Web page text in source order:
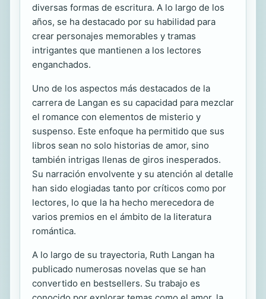
diversas formas de escritura. A lo largo de los
años, se ha destacado por su habilidad para
crear personajes memorables y tramas
intrigantes que mantienen a los lectores
enganchados.
Uno de los aspectos más destacados de la
carrera de Langan es su capacidad para mezclar
el romance con elementos de misterio y
suspenso. Este enfoque ha permitido que sus
libros sean no solo historias de amor, sino
también intrigas llenas de giros inesperados.
Su narración envolvente y su atención al detalle
han sido elogiadas tanto por críticos como por
lectores, lo que la ha hecho merecedora de
varios premios en el ámbito de la literatura
romántica.
A lo largo de su trayectoria, Ruth Langan ha
publicado numerosas novelas que se han
convertido en bestsellers. Su trabajo es